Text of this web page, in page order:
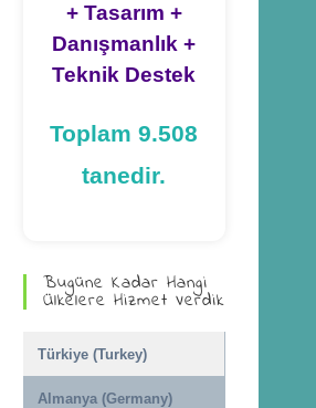
+ Tasarım +
Danışmanlık +
Teknik Destek
Toplam 9.508
tanedir.
Bugüne Kadar Hangi
Ülkelere Hizmet Verdik
Türkiye (Turkey)
Almanya (Germany)